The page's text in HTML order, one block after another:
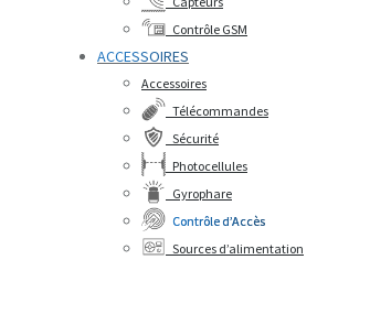
Contrôle GSM
ACCESSOIRES
Accessoires
Télécommandes
Sécurité
Photocellules
Gyrophare
Contrôle d’Accès
Sources d’alimentation